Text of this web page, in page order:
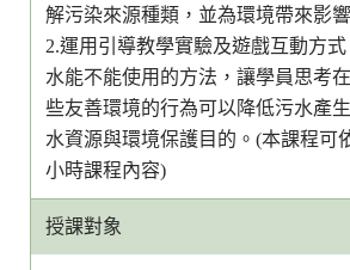
解污染來源種類，並為環境帶來影響
2.運用引導教學實驗及遊戲互動方式
水能不能使用的方法，讓學員思考
些友善環境的行為可以降低污水產
水資源與環境保護目的。(本課程可
小時課程內容)
授課對象